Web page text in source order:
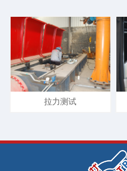
拉力测试